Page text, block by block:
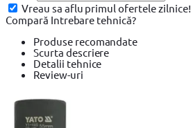
Vreau sa aflu primul ofertele zilnice!
Compară Intrebare tehnică?
Produse recomandate
Scurta descriere
Detalii tehnice
Review-uri